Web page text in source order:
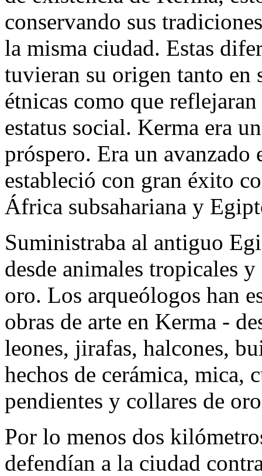
conservando sus
la misma ciudad. Estas
tuvieran su origen tanto en
étnicas como que
estatus social. Kerma era
próspero. Era un avanzado
estableció con gran éxito
África subsahariana y
Suministraba al antiguo
desde animales tropicales
oro. Los arqueólogos han
obras de arte en Kerma -
leones, jirafas, halcones,
hechos de cerámica, mica,
pendientes y collares de
Por lo menos dos
defendían a la ciudad